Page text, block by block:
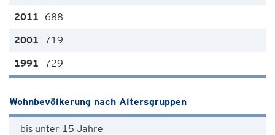
688
719
729
Wohnbevölkerung nach Altersgruppen
bis unter 15 Jahre